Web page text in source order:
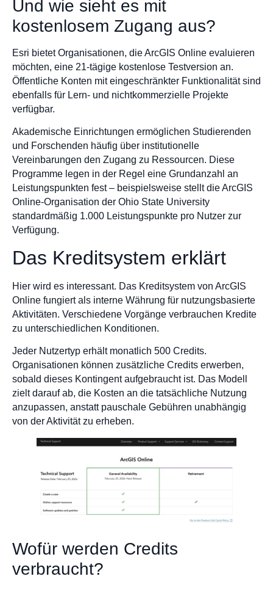
Und wie sieht es mit
kostenlosem Zugang aus?
Esri bietet Organisationen, die ArcGIS Online evaluieren
möchten, eine 21-tägige kostenlose Testversion an.
Öffentliche Konten mit eingeschränkter Funktionalität sind
ebenfalls für Lern- und nichtkommerzielle Projekte
verfügbar.
Akademische Einrichtungen ermöglichen Studierenden
und Forschenden häufig über institutionelle
Vereinbarungen den Zugang zu Ressourcen. Diese
Programme legen in der Regel eine Grundanzahl an
Leistungspunkten fest – beispielsweise stellt die ArcGIS
Online-Organisation der Ohio State University
standardmäßig 1.000 Leistungspunkte pro Nutzer zur
Verfügung.
Das Kreditsystem erklärt
Hier wird es interessant. Das Kreditsystem von ArcGIS
Online fungiert als interne Währung für nutzungsbasierte
Aktivitäten. Verschiedene Vorgänge verbrauchen Kredite
zu unterschiedlichen Konditionen.
Jeder Nutzertyp erhält monatlich 500 Credits.
Organisationen können zusätzliche Credits erwerben,
sobald dieses Kontingent aufgebraucht ist. Das Modell
zielt darauf ab, die Kosten an die tatsächliche Nutzung
anzupassen, anstatt pauschale Gebühren unabhängig
von der Aktivität zu erheben.
Wofür werden Credits
verbraucht?